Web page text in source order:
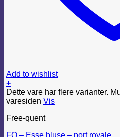
Add to wishlist
+
Dette vare har flere varianter.
varesiden Vis
Free-quent